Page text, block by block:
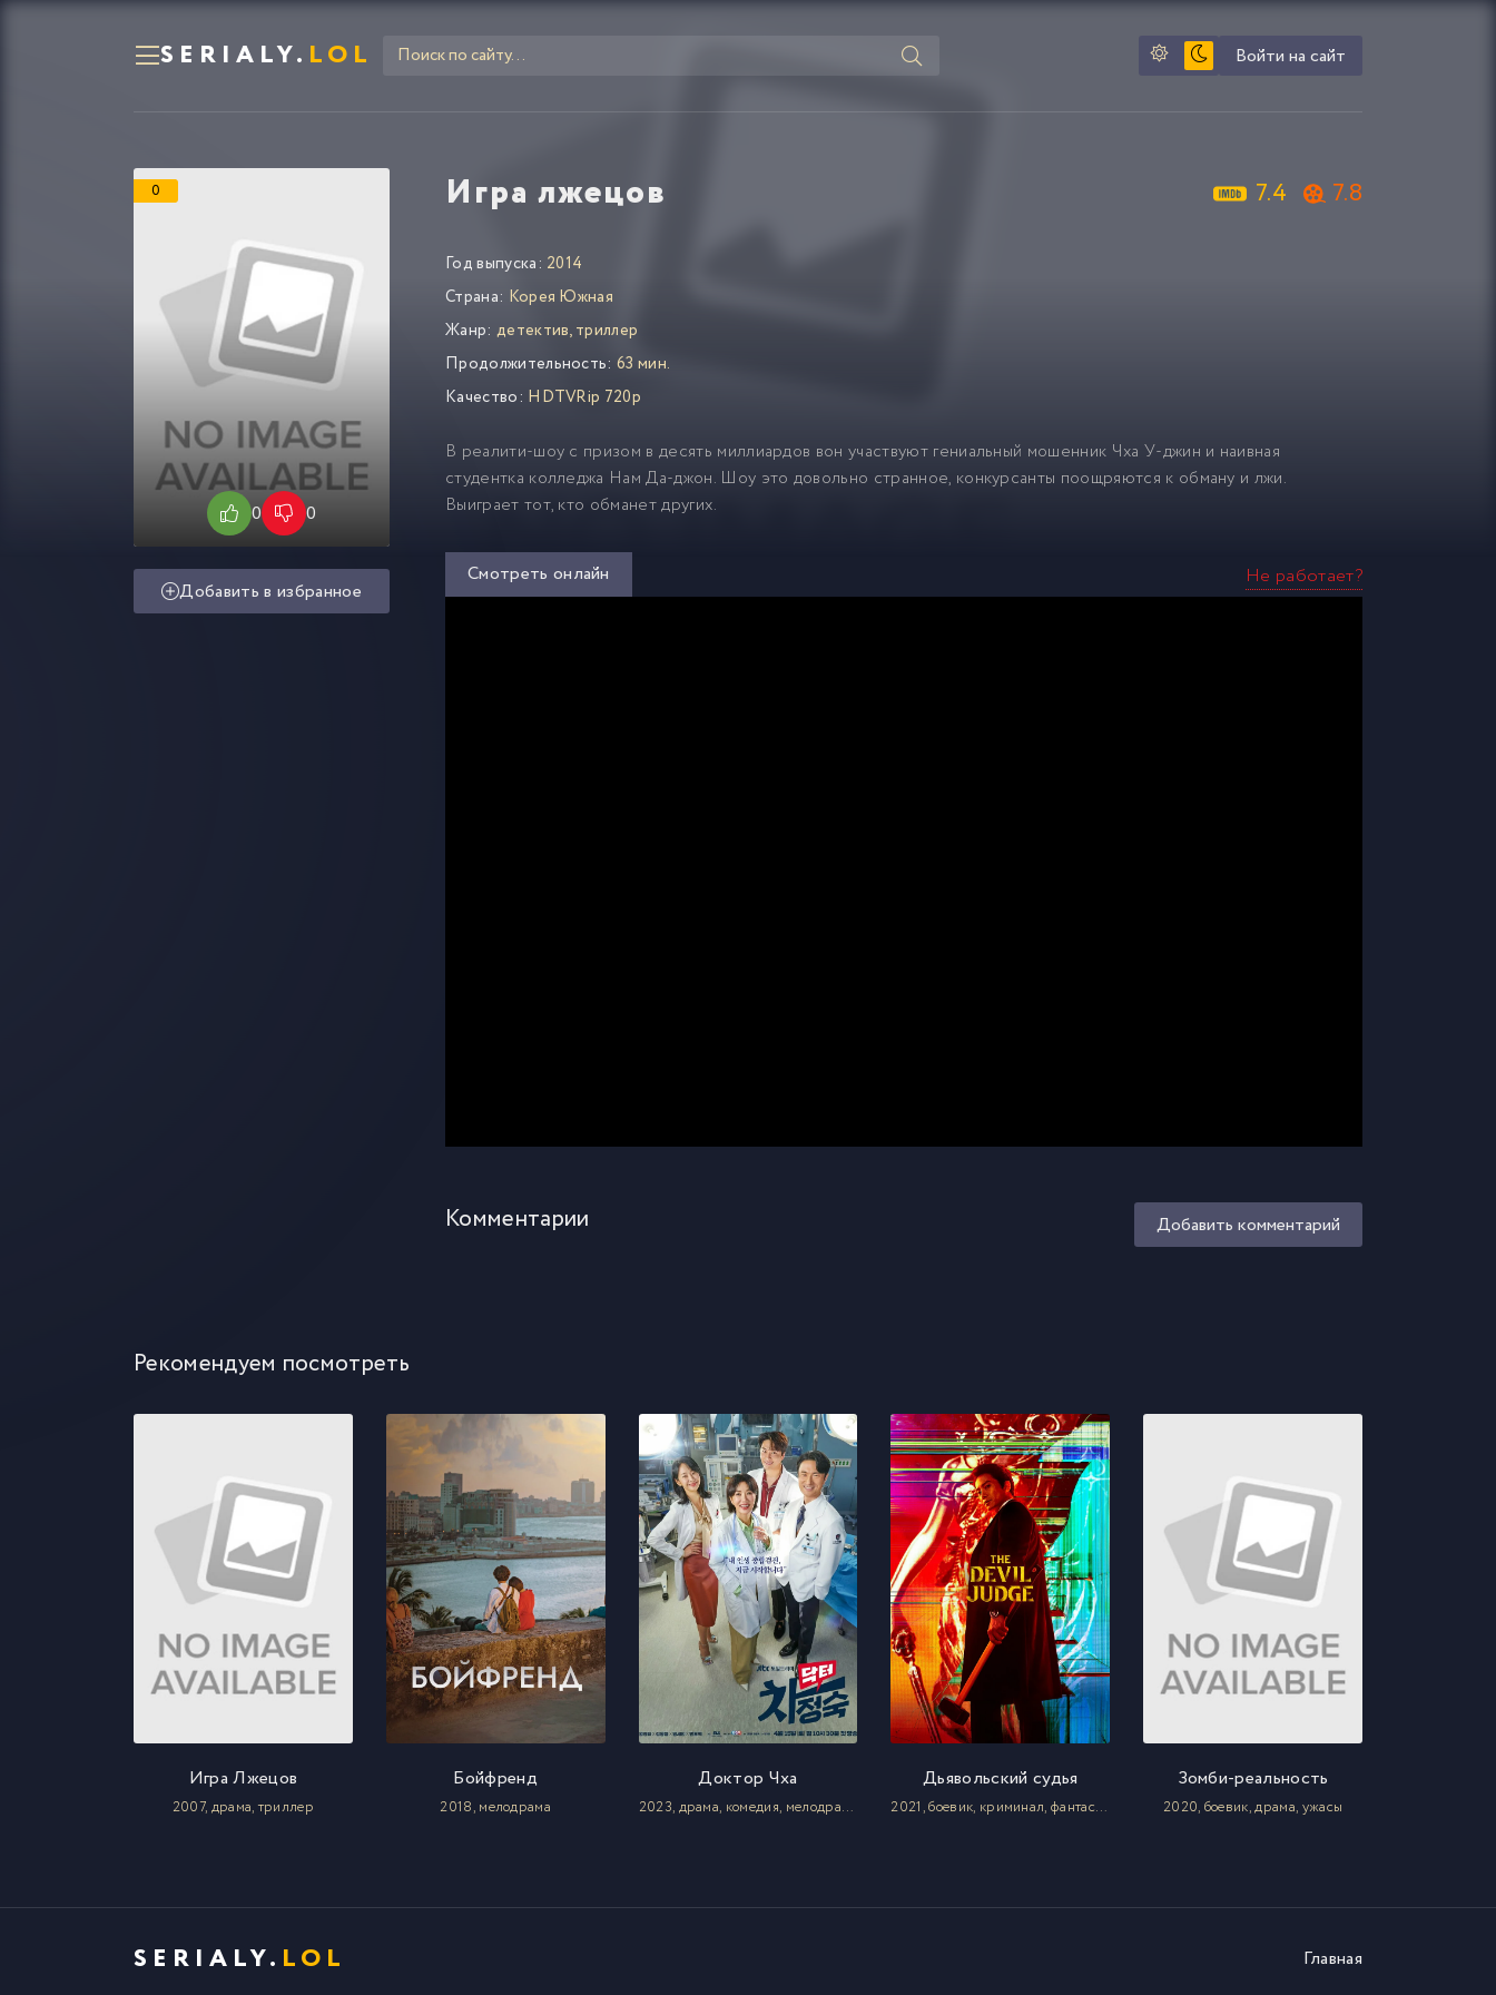
SERIALY. LOL Войти на сайт
Игра лжецов 7.4 7.8
0
0 0
Добавить в избранное
Год выпуска: 2014
Страна: Корея Южная
Жанр: детектив, триллер
Продолжительность: 63 мин.
Качество: HDTVRip 720p
В реалити-шоу с призом в десять миллиардов вон участвуют гениальный мошенник Чха У-джин и наивная
студентка колледжа Нам Да-джон. Шоу это довольно странное, конкурсанты поощряются к обману и лжи.
Выиграет тот, кто обманет других.
Смотреть онлайн Не работает?
Комментарии Добавить комментарий
Рекомендуем посмотреть
Игра Лжецов
2007, драма, триллер
Бойфренд
2018, мелодрама
Доктор Чха
2023, драма, комедия, мелодрама
Дьявольский судья
2021, боевик, криминал, фантастика
Зомби-реальность
2020, боевик, драма, ужасы
SERIALY. LOL Главная